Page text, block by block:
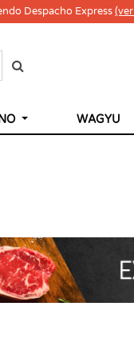
Despacho Express
WAGYU